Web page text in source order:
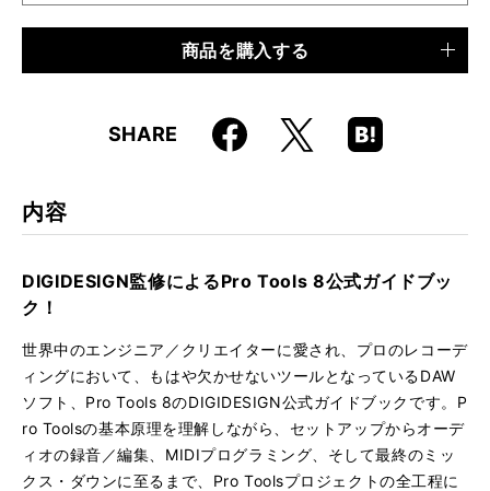
9784845617678
商品を購入する
SHARE Faceboo
k
X
Hatena
Boo
内容
DIGIDESIGN監修によるPro Tools 8公式ガイドブッ
ク！
世界中のエンジニア／クリエイターに愛され、プロのレコーデ
ィングにおいて、もはや欠かせないツールとなっているDAW
ソフト、Pro Tools 8のDIGIDESIGN公式ガイドブックです。P
ro Toolsの基本原理を理解しながら、セットアップからオーデ
ィオの録音／編集、MIDIプログラミング、そして最終のミッ
クス・ダウンに至るまで、Pro Toolsプロジェクトの全工程に